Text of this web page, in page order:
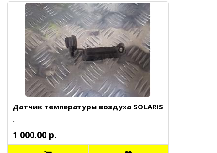
Датчик температуры воздуха SOLARIS
..
1 000.00 р.